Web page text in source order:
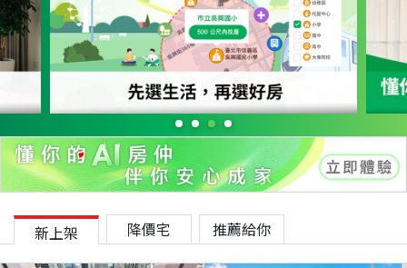
新上架 降價宅 推薦給你